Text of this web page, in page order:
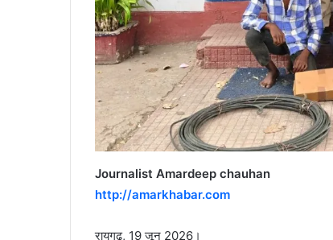
Journalist Amardeep chauhan
http://amarkhabar.com
रायगढ़, 19 जून 2026।